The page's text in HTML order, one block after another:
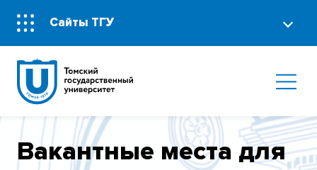
Сайты ТГУ
Вакантные места для